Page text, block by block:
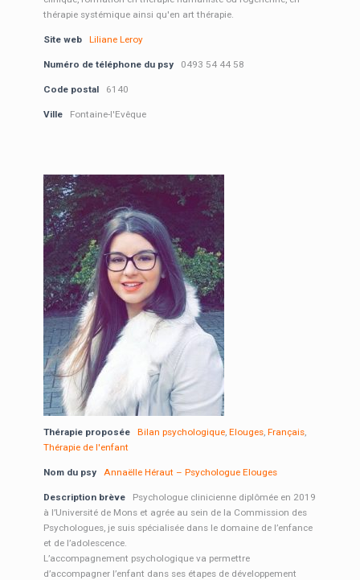
thérapie systémique ainsi qu'en art thérapie.
Site web Liliane Leroy
Numéro de téléphone du psy 0493 54 44 58
Code postal 6140
Ville Fontaine-l'Evêque
Nom du psy Annaëlle Héraut – Psychologue Elouges
Thérapie proposée Bilan psychologique, Elouges, Français,
Thérapie de l'enfant
Description brève
Psychologue clinicienne diplômée en 2019
à l’Université de Mons et agrée au sein de la Commission des
Psychologues, je suis spécialisée dans le domaine de l’enfance
et de l’adolescence.
L’accompagnement psychologique va permettre
d’accompagner l’enfant dans ses étapes de développement